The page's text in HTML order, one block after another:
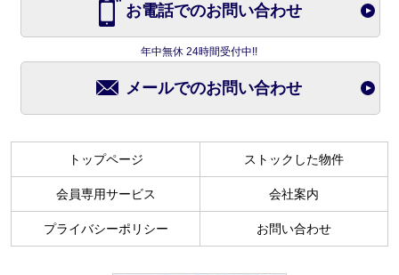
お電話でのお問い合わせ
年中無休 24時間受付中!!
メールでのお問い合わせ
トップページ ストックした物件
会員専用サービス 会社案内
プライバシーポリシー お問い合わせ